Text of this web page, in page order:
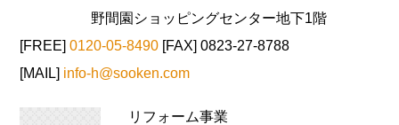
野間園ショッピングセンター地下1階
[FREE]0120-05-8490 [FAX] 0823-27-8788
[MAIL] info-h@sooken.com
リフォーム事業